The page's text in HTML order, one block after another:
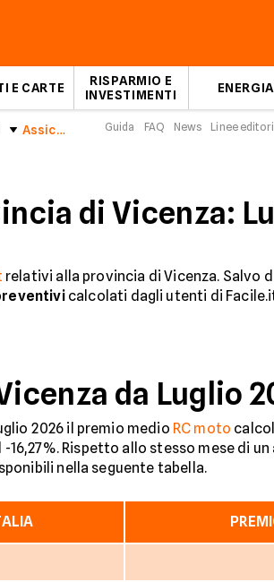
E CARTE
RISPARMIO E
INVESTIMENTI
ENERGIA
Assicurazioni Moto in provincia di Vicenza: Luglio 2026 Guida FAQ News Linee
di Vicenza:
relativi alla provincia di Vicenza. Salvo
calcolati dagli utenti di
da Luglio
2026 il premio medio RC moto
Rispetto allo stesso mese di
nella seguente tabella.